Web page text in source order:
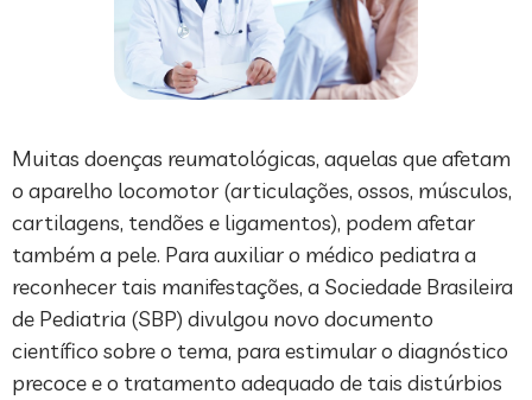
Muitas doenças reumatológicas, aquelas que afetam
o aparelho locomotor (articulações, ossos, músculos,
cartilagens, tendões e ligamentos), podem afetar
também a pele. Para auxiliar o médico pediatra a
reconhecer tais manifestações, a Sociedade Brasileira
de Pediatria (SBP) divulgou novo documento
científico sobre o tema, para estimular o diagnóstico
precoce e o tratamento adequado de tais distúrbios